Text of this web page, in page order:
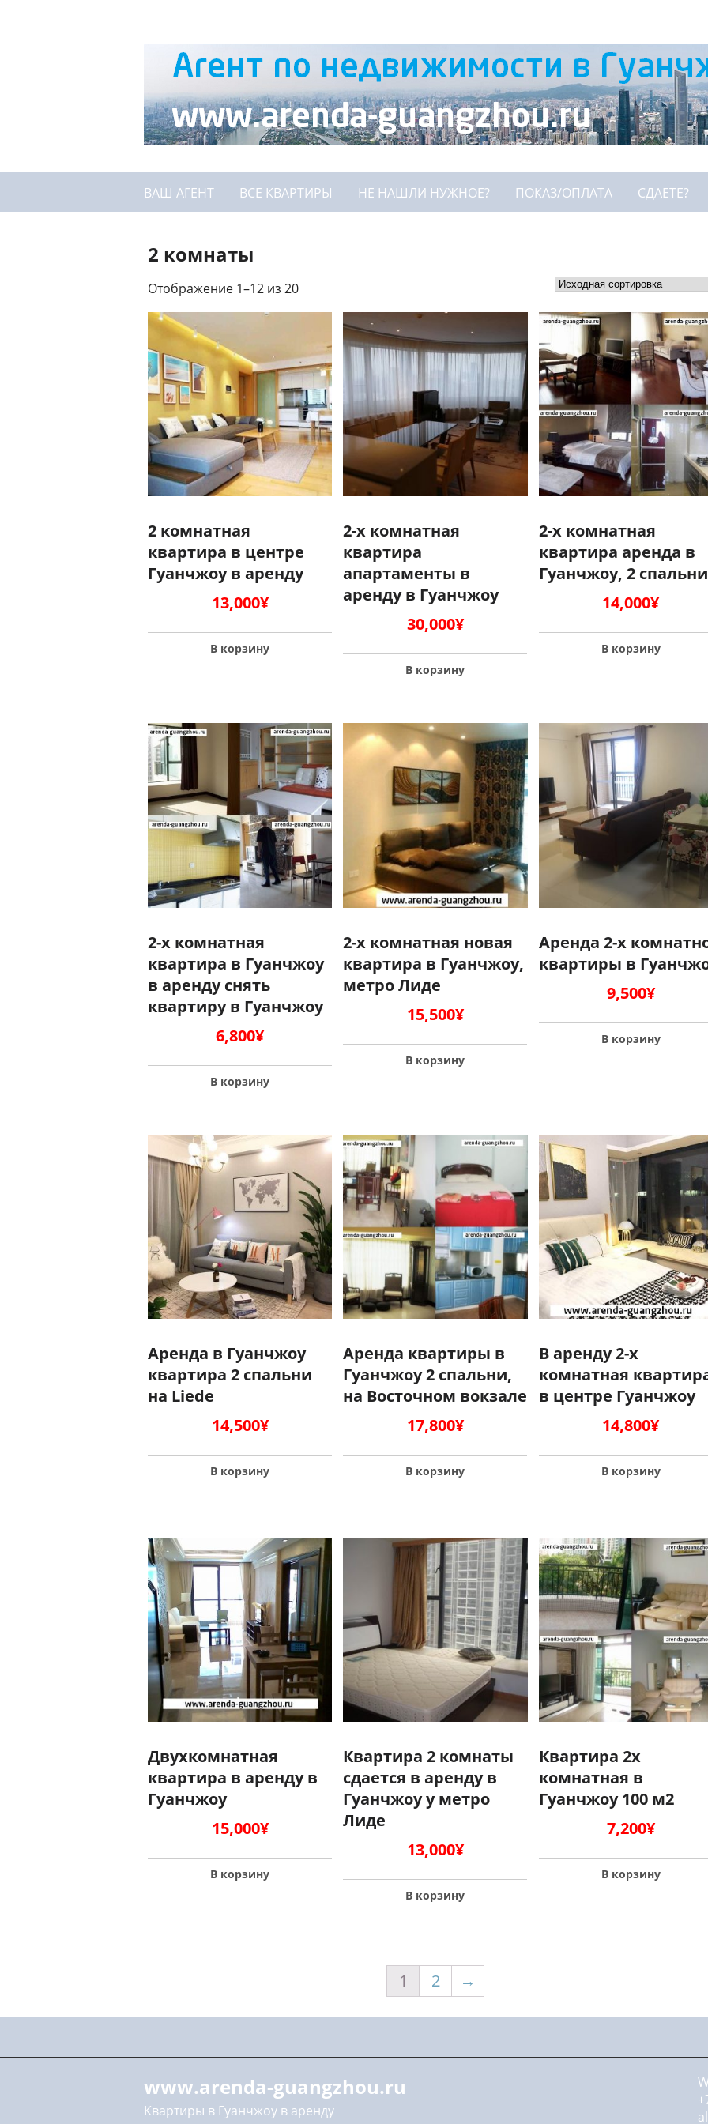
ВАШ АГЕНТ ВСЕ КВАРТИРЫ НЕ НАШЛИ НУЖНОЕ? ПОКАЗ/ОПЛАТА СДАЕТЕ?
2 комнаты
Отображение 1–12 из 20
2 комнатная
квартира в центре
Гуанчжоу в аренду
13,000¥
В корзину
2-х комнатная
квартира
апартаменты в
аренду в Гуанчжоу
30,000¥
В корзину
2-х комнатная
квартира аренда в
Гуанчжоу, 2 спальни
14,000¥
В корзину
2-х комнатная
квартира в Гуанчжоу
в аренду снять
квартиру в Гуанчжоу
6,800¥
В корзину
2-х комнатная новая
квартира в Гуанчжоу,
метро Лиде
15,500¥
В корзину
Аренда 2-х
квартиры в
9,500¥
В корзину
Аренда в Гуанчжоу
квартира 2 спальни
на Liede
14,500¥
В корзину
Аренда квартиры в
Гуанчжоу 2 спальни,
на Восточном вокзале
17,800¥
В корзину
В аренду 2-х
комнатная
в центре Гуанчжоу
14,800¥
В корзину
Двухкомнатная
квартира в аренду в
Гуанчжоу
15,000¥
В корзину
Квартира 2 комнаты
сдается в аренду в
Гуанчжоу у метро
Лиде
13,000¥
В корзину
Квартира 2х
комнатная в
Гуанчжоу 100 м2
7,200¥
В корзину
1 2 →
www.arenda-guangzhou.ru
Квартиры в Гуанчжоу в аренду